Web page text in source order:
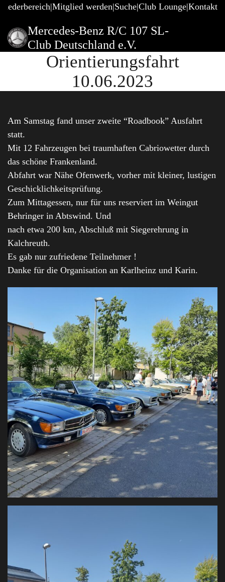
Mitglied werden Suche Club Lounge Kontakt
Mercedes-Benz R/C 107 SL-
Club Deutschland e.V.
Orientierungsfahrt
10.06.2023
Am Samstag fand unser zweite “Roadbook” Ausfahrt
statt.
Mit 12 Fahrzeugen bei traumhaften Cabriowetter durch
das schöne Frankenland.
Abfahrt war Nähe Ofenwerk, vorher mit kleiner, lustigen
Geschicklichkeitsprüfung.
Zum Mittagessen, nur für uns reserviert im Weingut
Behringer in Abtswind. Und
nach etwa 200 km, Abschluß mit Siegerehrung in
Kalchreuth.
Es gab nur zufriedene Teilnehmer !
Danke für die Organisation an Karlheinz und Karin.